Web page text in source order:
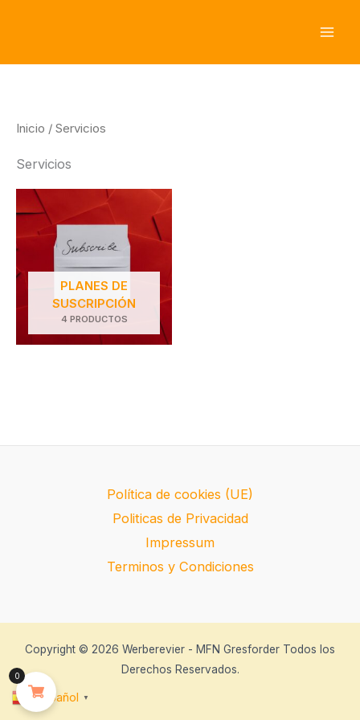
Inicio / Servicios
Servicios
PLANES DE
SUSCRIPCIÓN
4 PRODUCTOS
Política de cookies (UE)
Politicas de Privacidad
Impressum
Terminos y Condiciones
Copyright © 2026 Werberevier - MFN Gresforder Todos los
Derechos Reservados.
Español ▼
0